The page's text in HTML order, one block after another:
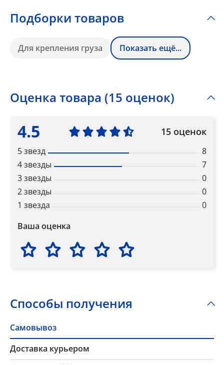
Подборки товаров
Для крепления груза Показать ещё...
Оценка товара (15 оценок)
4.5 15 оценок
5 звезд
8
4 звезды
7
3 звезды
0
2 звезды
0
1 звезда
0
Ваша оценка
Способы получения
Самовывоз
Доставка курьером